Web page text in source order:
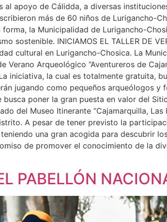
al apoyo de Cálidda, a diversas
más de 60 niños de Lurigancho-
la Municipalidad de Lurigancho-
INICIAMOS EL TALLER DE
cultural en Lurigancho-Chosica. La
Verano Arqueológico “Aventureros de
iniciativa, la cual es totalmente gratuita,
jugando como pequeños arqueólogos
poner la gran puesta en valor del
del Museo Itinerante “Cajamarquilla, Las
A pesar de tener previsto la
una gran acogida para descubrir
de promover el conocimiento de la
PABELLÓN